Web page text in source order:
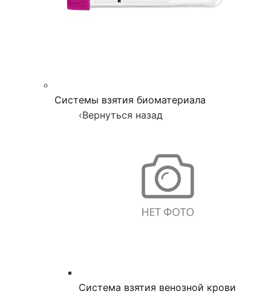
Системы взятия биоматериала
‹Вернуться назад
Система взятия венозной крови